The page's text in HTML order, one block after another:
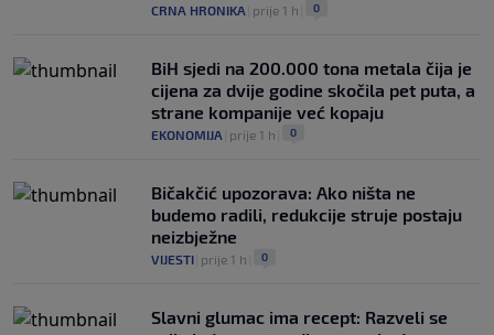
CRNA HRONIKA prije 1 h 0
BiH sjedi na 200.000 tona metala čija je
cijena za dvije godine skočila pet puta, a
strane kompanije već kopaju
EKONOMIJA prije 1 h 0
Bičakčić upozorava: Ako ništa ne
budemo radili, redukcije struje postaju
neizbježne
VIJESTI prije 1 h 0
Slavni glumac ima recept: Razveli se